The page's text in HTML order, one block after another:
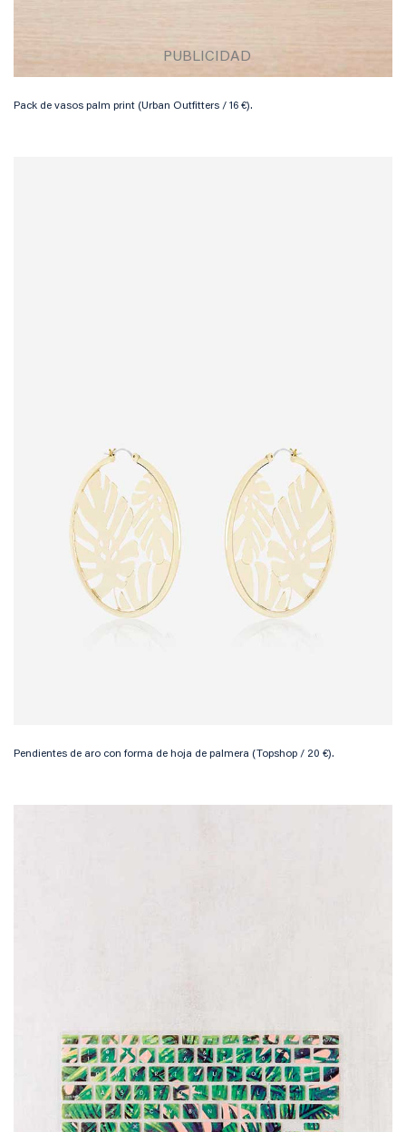
Pack de vasos palm print (Urban Outfitters / 16 €).
Pendientes de aro con forma de hoja de palmera (Topshop / 20 €).